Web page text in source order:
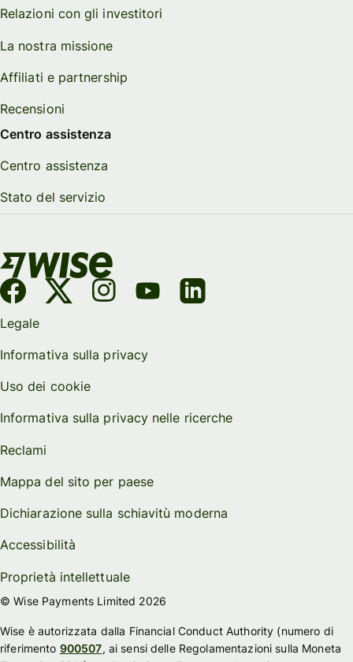
Relazioni con gli investitori
La nostra missione
Affiliati e partnership
Recensioni
Centro assistenza
Centro assistenza
Stato del servizio
Legale
Informativa sulla privacy
Uso dei cookie
Informativa sulla privacy nelle ricerche
Reclami
Mappa del sito per paese
Dichiarazione sulla schiavitù moderna
Accessibilità
Proprietà intellettuale
© Wise Payments Limited 2026
Wise è autorizzata dalla Financial Conduct Authority (numero di
riferimento 900507, ai sensi delle Regolamentazioni sulla Moneta